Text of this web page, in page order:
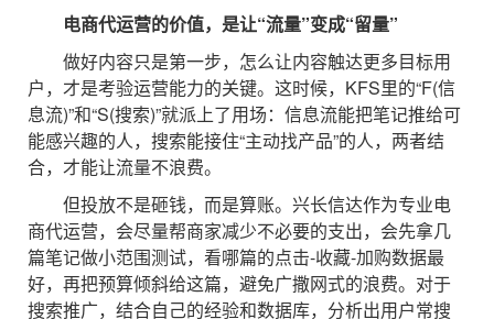
电商代运营的价值，是让“流量”变成“留量”
做好内容只是第一步，怎么让内容触达更多目标用
户，才是考验运营能力的关键。这时候，KFS里的“F(信
息流)”和“S(搜索)”就派上了用场：信息流能把笔记推给可
能感兴趣的人，搜索能接住“主动找产品”的人，两者结
合，才能让流量不浪费。
但投放不是砸钱，而是算账。兴长信达作为专业电
商代运营，会尽量帮商家减少不必要的支出，会先拿几
篇笔记做小范围测试，看哪篇的点击-收藏-加购数据最
好，再把预算倾斜给这篇，避免广撒网式的浪费。对于
搜索推广，结合自己的经验和数据库，分析出用户常搜